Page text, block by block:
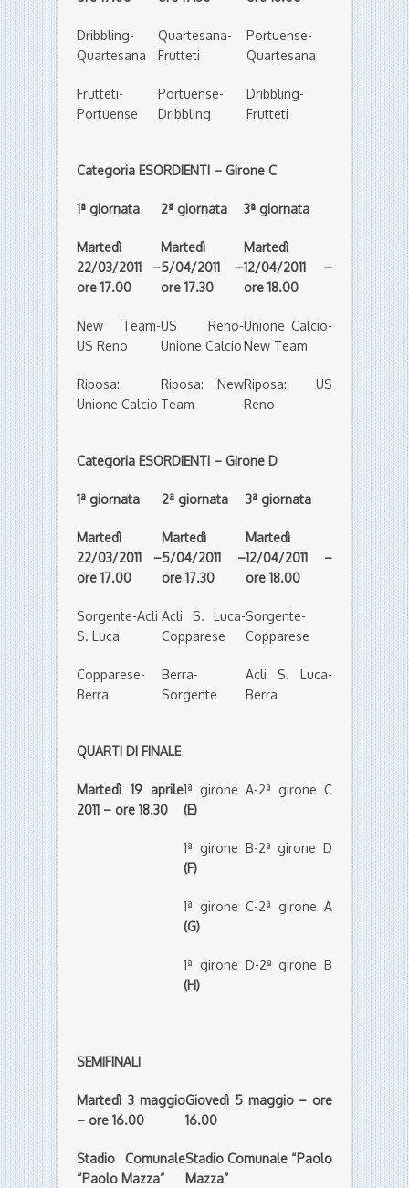
Dribbling-
Quartesana
Frutteti-
Portuense
Quartesana-
Frutteti
Portuense-
Dribbling
Portuense-
Quartesana
Dribbling-
Frutteti
Categoria ESORDIENTI – Girone C
1ª giornata
Martedì
22/03/2011 –
ore 17.00
2ª giornata
Martedì
5/04/2011 –
ore 17.30
3ª giornata
Martedì
12/04/2011 –
ore 18.00
New Team-
US Reno
Riposa:
Unione Calcio
US Reno-
Unione Calcio
Riposa: New
Team
Unione Calcio-
New Team
Riposa: US
Reno
Categoria ESORDIENTI – Girone D
1ª giornata
Martedì
22/03/2011 –
ore 17.00
2ª giornata
Martedì
5/04/2011 –
ore 17.30
3ª giornata
Martedì
12/04/2011 –
ore 18.00
Sorgente-Acli
S. Luca
Copparese-
Berra
Acli S. Luca-
Copparese
Berra-
Sorgente
Sorgente-
Copparese
Acli S. Luca-
Berra
QUARTI DI FINALE
Martedì 19 aprile
2011 – ore 18.30
1ª girone A-2ª girone C
(E)
1ª girone B-2ª girone D
(F)
1ª girone C-2ª girone A
(G)
1ª girone D-2ª girone B
(H)
SEMIFINALI
Martedì 3 maggio
– ore 16.00
Stadio Comunale
“Paolo Mazza”
Giovedì 5 maggio – ore
16.00
Stadio Comunale “Paolo
Mazza”